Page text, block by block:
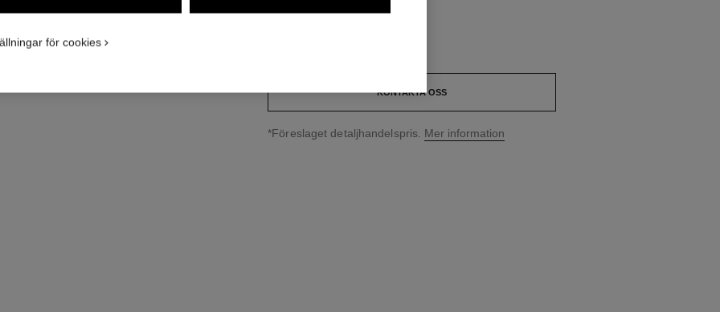
KONTAKTA OSS
↩
*Föreslaget detaljhandelspris. Mer information
för cookies